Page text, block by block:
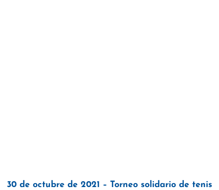
30 de octubre de 2021 – Torneo solidario de tenis